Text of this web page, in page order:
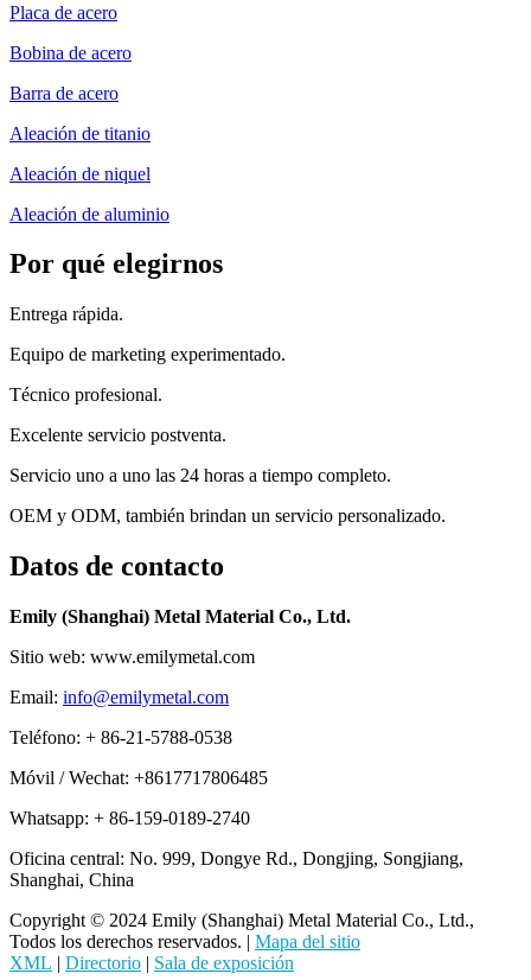
Placa de acero
Bobina de acero
Barra de acero
Aleación de titanio
Aleación de niquel
Aleación de aluminio
Por qué elegirnos
Entrega rápida.
Equipo de marketing experimentado.
Técnico profesional.
Excelente servicio postventa.
Servicio uno a uno las 24 horas a tiempo completo.
OEM y ODM, también brindan un servicio personalizado.
Datos de contacto
Emily (Shanghai) Metal Material Co., Ltd.
Sitio web: www.emilymetal.com
Email: info@emilymetal.com
Teléfono: + 86-21-5788-0538
Móvil / Wechat: +8617717806485
Whatsapp: + 86-159-0189-2740
Oficina central: No. 999, Dongye Rd., Dongjing, Songjiang,
Shanghai, China
Copyright © 2024 Emily (Shanghai) Metal Material Co., Ltd.,
Todos los derechos reservados. | Mapa del sitio
XML | Directorio | Sala de exposición